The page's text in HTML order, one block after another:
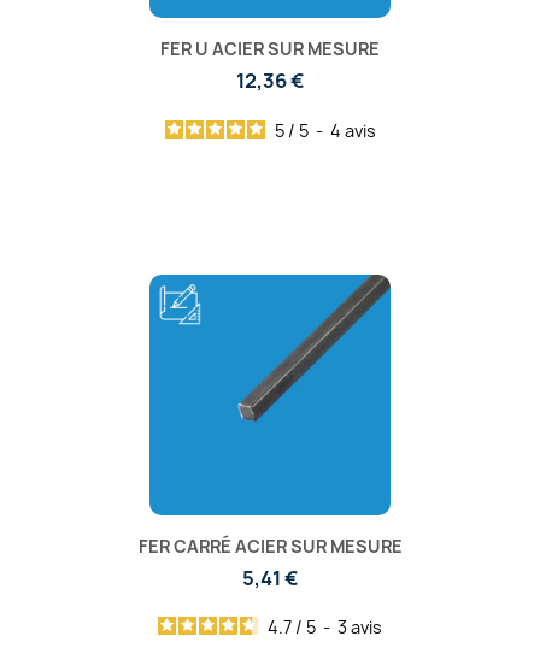
FER U ACIER SUR MESURE
12,36 €
5 / 5 - 4 avis
FER CARRÉ ACIER SUR MESURE
5,41 €
4.7 / 5 - 3avis